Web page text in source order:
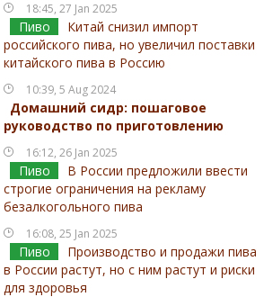
18:45, 27 Jan 2025
Пиво
Китай снизил импорт
российского пива, но увеличил поставки
китайского пива в Россию
10:39, 5 Aug 2024
Домашний сидр: пошаговое
руководство по приготовлению
16:12, 26 Jan 2025
Пиво
В России предложили ввести
строгие ограничения на рекламу
безалкогольного пива
16:08, 25 Jan 2025
Пиво
Производство и продажи пива
в России растут, но с ним растут и риски
для здоровья